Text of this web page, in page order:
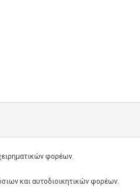
φορέων.
και αυτοδιοικητικών φορέων.